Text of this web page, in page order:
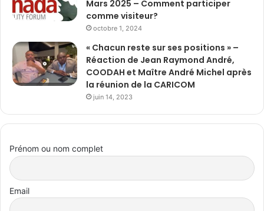
Mars 2025 – Comment participer
comme visiteur?
octobre 1, 2024
« Chacun reste sur ses positions » –
Réaction de Jean Raymond André,
COODAH et Maître André Michel après
la réunion de la CARICOM
juin 14, 2023
Prénom ou nom complet
Email